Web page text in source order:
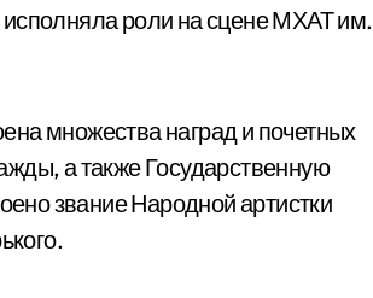
исполняла роли на сцене МХАТ им.
множества наград и почетных
а также Государственную
звание Народной артистки